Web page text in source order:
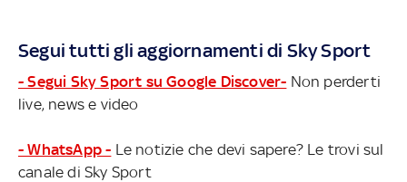
Segui tutti gli aggiornamenti di Sky Sport
- Segui Sky Sport su Google Discover- Non perderti
live, news e video
- WhatsApp - Le notizie che devi sapere? Le trovi sul
canale di Sky Sport